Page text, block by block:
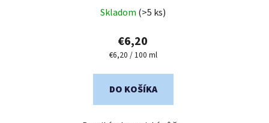
Skladom (>5 ks)
€6,20
Jednotková
€6,20 / 100 ml
DO KOŠÍKA